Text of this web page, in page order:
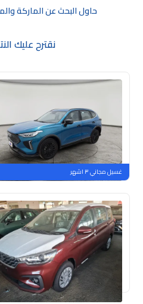
حاول البحث عن الماركة
نقترح عليك
جديدة
ملوحة
غسيل مجاني ٣ اشهر
جديدة